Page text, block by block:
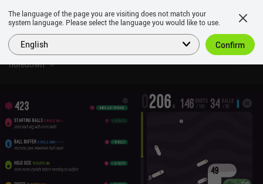
holedown
The language of the page you are visiting does not match your
system language. Please select the language you would like to use.
English Confirm